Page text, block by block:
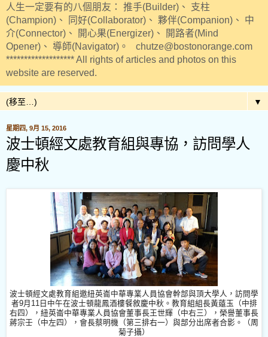
人生一定要有的八個朋友： 推手(Builder)、 支柱
(Champion)、 同好(Collaborator)、 夥伴(Companion)、 中
介(Connector)、 開心果(Energizer)、 開路者(Mind
Opener)、 導師(Navigator)。 chutze@bostonorange.com
******************* All rights of articles and photos on this
website are reserved.
▼
星期四, 9月 15, 2016
波士頓經文處教育組與專協，訪問學人
慶中秋
波士頓經文處教育組邀紐英崙中華專業人員協會幹部與頂大學人，訪問學
者9月11日中午在波士頓龍鳳酒樓餐敘慶中秋。教育組組長黃薳玉（中排
右四），紐英崙中華專業人員協會董事長王世輝（中右三），榮譽董事長
蔣宗壬（中左四），會長蔡明機（第三排右一）與部分出席者合影。（周
菊子攝）